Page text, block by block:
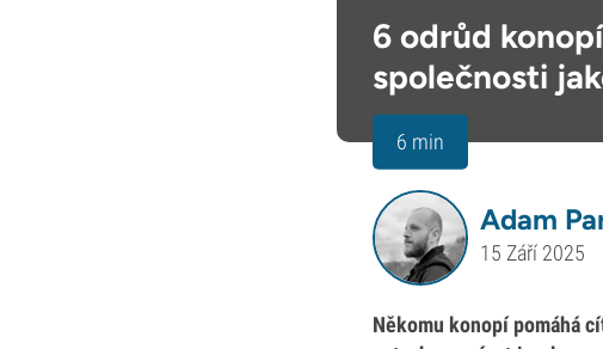
6 odrůd
společnosti
6 min
Adam
15 Září 2025
Někomu konopí pomáhá